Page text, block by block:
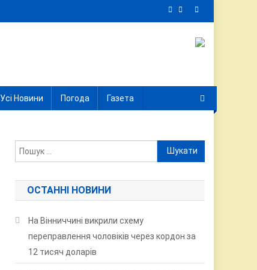
Усі Новини Погода Газета
Пошук:
ОСТАННІ НОВИНИ
На Вінниччині викрили схему
переправлення чоловіків через кордон за
12 тисяч доларів